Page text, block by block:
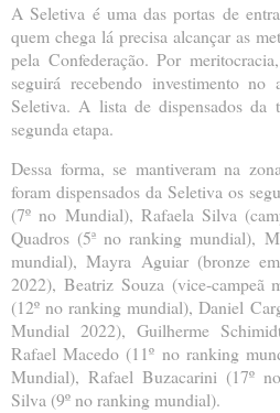
A Seletiva é uma das portas de
quem chega lá precisa alcançar as
pela Confederação. Por
seguirá recebendo investimento
Seletiva. A lista de dispensados da
segunda etapa.
Dessa forma, se mantiveram na
foram dispensados da Seletiva os
(7º no Mundial), Rafaela Silva
Quadros (5ª no ranking mundial),
mundial), Mayra Aguiar (bronze
2022), Beatriz Souza (vice-
(12º no ranking mundial), Daniel
Mundial 2022), Guilherme
Rafael Macedo (11º no ranking
Mundial), Rafael Buzacarini (17º
Silva (9º no ranking mundial).